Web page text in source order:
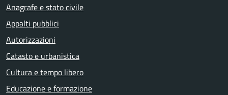
Anagrafe e stato civile
Appalti pubblici
Autorizzazioni
Catasto e urbanistica
Cultura e tempo libero
Educazione e formazione